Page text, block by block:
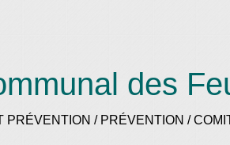
des
PRÉVENTION / PRÉVENTION /